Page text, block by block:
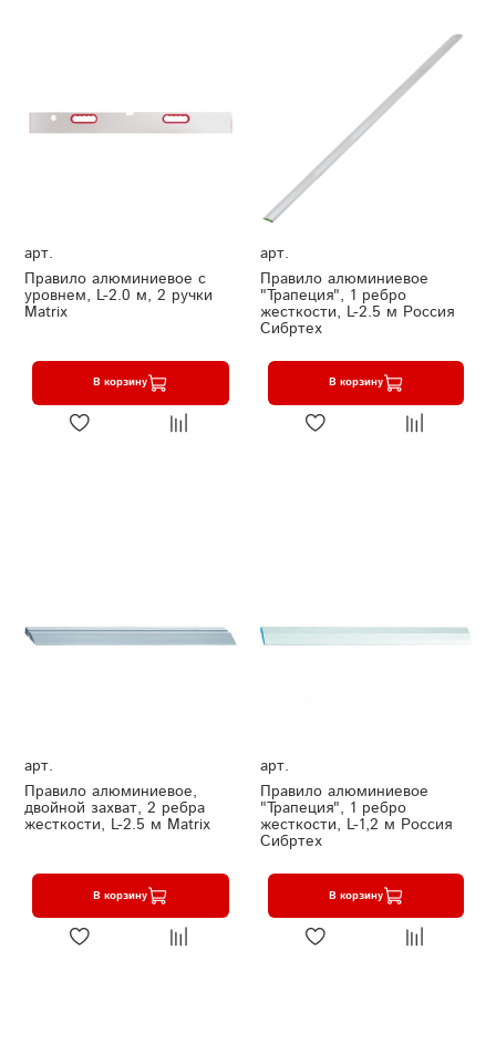
арт.
Правило алюминиевое с
уровнем, L-2.0 м, 2 ручки
Matrix
В корзину
арт.
Правило алюминиевое
"Трапеция", 1 ребро
жесткости, L-2.5 м Россия
Сибртех
В корзину
арт.
Правило алюминиевое,
двойной захват, 2 ребра
жесткости, L-2.5 м Matrix
В корзину
арт.
Правило алюминиевое
"Трапеция", 1 ребро
жесткости, L-1,2 м Россия
Сибртех
В корзину